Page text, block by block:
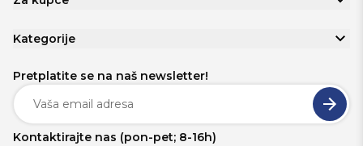
Kategorije
Pretplatite se na naš newsletter!
Kontaktirajte nas (pon-pet; 8-16h)